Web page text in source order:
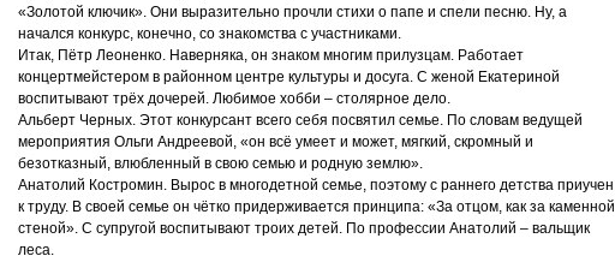
«Золотой ключик». Они выразительно прочли стихи о папе и спели песню. Ну, а
начался конкурс, конечно, со знакомства с участниками.
Итак, Пётр Леоненко. Наверняка, он знаком многим прилузцам. Работает
концертмейстером в районном центре культуры и досуга. С женой Екатериной
воспитывают трёх дочерей. Любимое хобби – столярное дело.
Альберт Черных. Этот конкурсант всего себя посвятил семье. По словам ведущей
мероприятия Ольги Андреевой, «он всё умеет и может, мягкий, скромный и
безотказный, влюбленный в свою семью и родную землю».
Анатолий Костромин. Вырос в многодетной семье, поэтому с раннего детства приучен
к труду. В своей семье он чётко придерживается принципа: «За отцом, как за каменной
стеной». С супругой воспитывают троих детей. По профессии Анатолий – вальщик
леса.